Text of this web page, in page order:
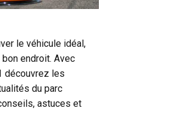
le véhicule idéal,
endroit. Avec
découvrez les
du parc
astuces et